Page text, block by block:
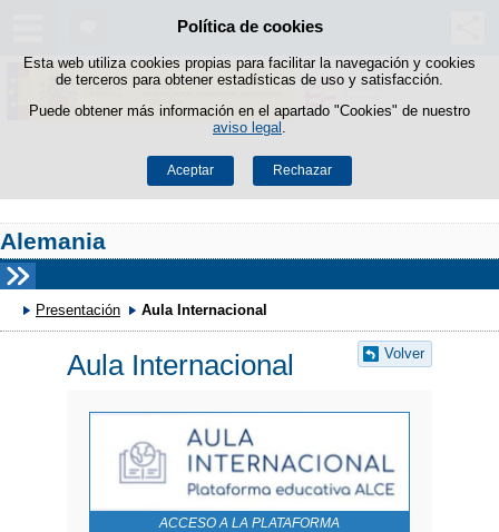
Política de cookies
Esta web utiliza cookies propias para facilitar la navegación y cookies
de terceros para obtener estadísticas de uso y satisfacción.
Puede obtener más información en el apartado "Cookies" de nuestro
aviso legal
Aceptar Rechazar
Saltar al contenido
Alemania
Presentación Aula Internacional
Volver
Aula Internacional
ACCESO A LA PLATAFORMA